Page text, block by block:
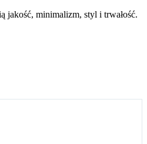
jakość, minimalizm, styl i trwałość.